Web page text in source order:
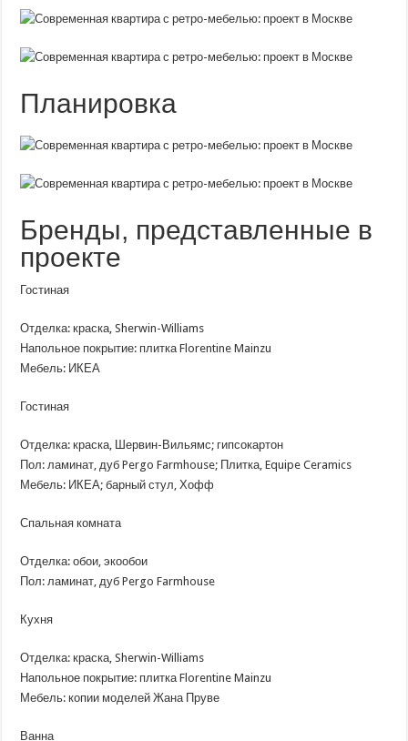
Планировка
Бренды, представленные в
проекте
Гостиная
Отделка: краска, Sherwin-Williams
Напольное покрытие: плитка Florentine Mainzu
Мебель: ИКЕА
Гостиная
Отделка: краска, Шервин-Вильямс; гипсокартон
Пол: ламинат, дуб Pergo Farmhouse; Плитка, Equipe Ceramics
Мебель: ИКЕА; барный стул, Хофф
Спальная комната
Отделка: обои, экообои
Пол: ламинат, дуб Pergo Farmhouse
Кухня
Отделка: краска, Sherwin-Williams
Напольное покрытие: плитка Florentine Mainzu
Мебель: копии моделей Жана Пруве
Ванна